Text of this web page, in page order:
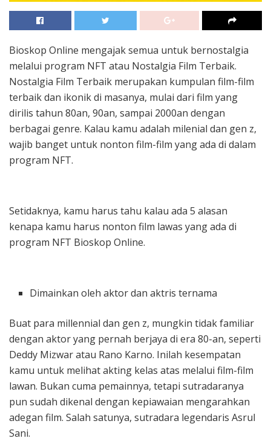
Bioskop Online mengajak semua untuk bernostalgia
melalui program NFT atau Nostalgia Film Terbaik.
Nostalgia Film Terbaik merupakan kumpulan film-film
terbaik dan ikonik di masanya, mulai dari film yang
dirilis tahun 80an, 90an, sampai 2000an dengan
berbagai genre. Kalau kamu adalah milenial dan gen z,
wajib banget untuk nonton film-film yang ada di dalam
program NFT.
Setidaknya, kamu harus tahu kalau ada 5 alasan
kenapa kamu harus nonton film lawas yang ada di
program NFT Bioskop Online.
Dimainkan oleh aktor dan aktris ternama
Buat para millennial dan gen z, mungkin tidak familiar
dengan aktor yang pernah berjaya di era 80-an, seperti
Deddy Mizwar atau Rano Karno. Inilah kesempatan
kamu untuk melihat akting kelas atas melalui film-film
lawan. Bukan cuma pemainnya, tetapi sutradaranya
pun sudah dikenal dengan kepiawaian mengarahkan
adegan film. Salah satunya, sutradara legendaris Asrul
Sani.